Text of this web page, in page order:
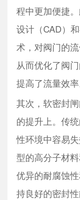
程中更加便捷
设计（CAD）
术，对阀门的
从而优化了阀
提高了流量效率
其次，软密封
的提升上。传
性环境中容易
型的高分子材
优异的耐腐蚀
持良好的密封